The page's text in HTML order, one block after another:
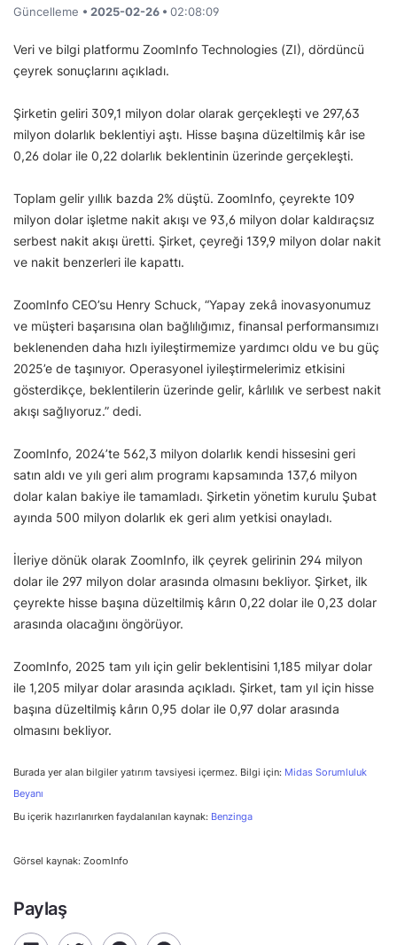
Güncelleme • 2025-02-26 • 02:08:09
Veri ve bilgi platformu ZoomInfo Technologies (ZI), dördüncü
çeyrek sonuçlarını açıkladı.
Şirketin geliri 309,1 milyon dolar olarak gerçekleşti ve 297,63
milyon dolarlık beklentiyi aştı. Hisse başına düzeltilmiş kâr ise
0,26 dolar ile 0,22 dolarlık beklentinin üzerinde gerçekleşti.
Toplam gelir yıllık bazda 2% düştü. ZoomInfo, çeyrekte 109
milyon dolar işletme nakit akışı ve 93,6 milyon dolar kaldıraçsız
serbest nakit akışı üretti. Şirket, çeyreği 139,9 milyon dolar nakit
ve nakit benzerleri ile kapattı.
ZoomInfo CEO’su Henry Schuck, “Yapay zekâ inovasyonumuz
ve müşteri başarısına olan bağlılığımız, finansal performansımızı
beklenenden daha hızlı iyileştirmemize yardımcı oldu ve bu güç
2025’e de taşınıyor. Operasyonel iyileştirmelerimiz etkisini
gösterdikçe, beklentilerin üzerinde gelir, kârlılık ve serbest nakit
akışı sağlıyoruz.” dedi.
ZoomInfo, 2024’te 562,3 milyon dolarlık kendi hissesini geri
satın aldı ve yılı geri alım programı kapsamında 137,6 milyon
dolar kalan bakiye ile tamamladı. Şirketin yönetim kurulu Şubat
ayında 500 milyon dolarlık ek geri alım yetkisi onayladı.
İleriye dönük olarak ZoomInfo, ilk çeyrek gelirinin 294 milyon
dolar ile 297 milyon dolar arasında olmasını bekliyor. Şirket, ilk
çeyrekte hisse başına düzeltilmiş kârın 0,22 dolar ile 0,23 dolar
arasında olacağını öngörüyor.
ZoomInfo, 2025 tam yılı için gelir beklentisini 1,185 milyar dolar
ile 1,205 milyar dolar arasında açıkladı. Şirket, tam yıl için hisse
başına düzeltilmiş kârın 0,95 dolar ile 0,97 dolar arasında
olmasını bekliyor.
Burada yer alan bilgiler yatırım tavsiyesi içermez. Bilgi için: Midas Sorumluluk
Beyanı
Bu içerik hazırlanırken faydalanılan kaynak: Benzinga
Görsel kaynak: ZoomInfo
Paylaş